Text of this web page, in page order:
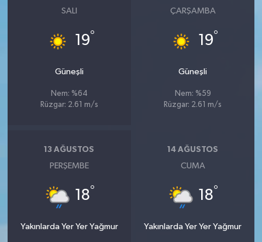
SALI
19°
Güneşli
Nem: %64
Rüzgar: 2.61 m/s
ÇARŞAMBA
19°
Güneşli
Nem: %59
Rüzgar: 2.61 m/s
13 AĞUSTOS
PERŞEMBE
18°
Yakınlarda Yer Yer Yağmur
14 AĞUSTOS
CUMA
18°
Yakınlarda Yer Yer Yağmur